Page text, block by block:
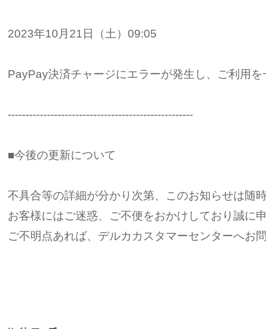
2023年10月21日（土）09:05
PayPay決済チャージにエラーが発生し、ご利用
----------------------------------------------------
■今後の更新について
不具合等の詳細が分かり次第、このお知らせは随
お客様にはご迷惑、ご不便をおかけしており誠に
ご不明点あれば、デルカカスタマーセンターへお